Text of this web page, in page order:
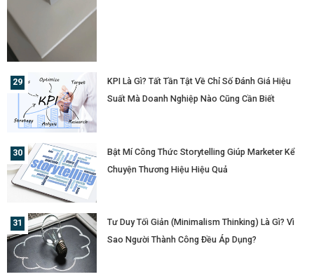
KPI Là Gì? Tất Tần Tật Về Chỉ Số Đánh Giá Hiệu
Suất Mà Doanh Nghiệp Nào Cũng Cần Biết
Bật Mí Công Thức Storytelling Giúp Marketer Kể
Chuyện Thương Hiệu Hiệu Quả
Tư Duy Tối Giản (Minimalism Thinking) Là Gì? Vì
Sao Người Thành Công Đều Áp Dụng?